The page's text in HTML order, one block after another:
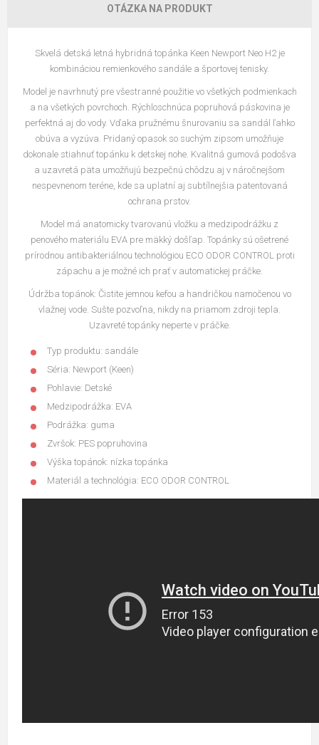
OTÁZKA NA PRODUKT
Skvelá detská letná hybridná topánka Keen Newport Neo H2 je
kombináciou remienkového sandále a športovej tenisky.
Model je navrhnutý pre všestranné použitie vo všetkých podmienkach
a na všetkých povrchoch. Rýchloschnúca popruhová páskovina je
perfektná aj do vody. Vďaka pružnému šnurovaniu sa sandál ľahko
obúva a vyzúva. Pridaný opasok so suchým zipsom umožňuje
dokonale stiahnuť topánku k detskej nohe. Kvalitná gumová podošva
a uzavretá päta umožňujú bezpečnú chôdzu aj v náročnejšom
nespevnenom teréne, kde sa uplatní aj subtílnejšia patentovaná
ochrana prstov.
Model má anatomicky tvarovanú vložku a medzipodrážku z
penového materiálu EVA pre mäkký došľap. Topánky sú ošetrené
prírodnou antibakteriálnou technológiou ECO ODOR CONTROL proti
zápachu a je možné ich prať v automatickej práčke.
Údržba topánok: Čistite jemnou kefou a handričkou namočenou vo
vlažnej vode. Sušte pozvoľna, nikdy na priamom zdroji tepla.
Uzavreté topánky neperte v práčke.
Typ produktu: sandále
Séria: Newport (Keen)
Pohlavie: Detské
Medzipodrážka: EVA
Podrážka: guma
Zvršok: PES popruhovina
Výška topánok: nízka topánka
Materiál a technológia: ECO ODOR CONTROL